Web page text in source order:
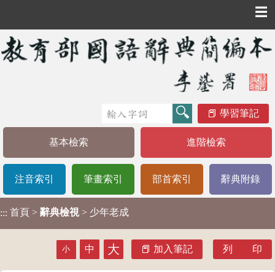
☰
學習筆記
基本檢索 進階檢索
注音索引 筆畫索引 部首索引 辭典附錄
::: 首頁 > 辭典檢視 > 少年老成
小 中 大 加入筆記 列 印